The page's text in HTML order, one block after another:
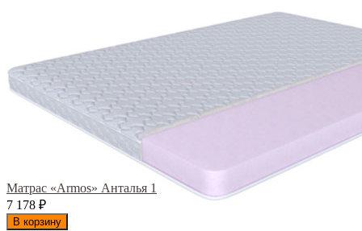
Матрас «Armos» Анталья 1
7 178 ₽
В корзину